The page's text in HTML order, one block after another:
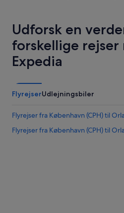
Udforsk en
forskellige rejser
Expedia
FlyrejserUdlejningsbiler
Flyrejser fra København (CPH) til
Flyrejser fra København (CPH) til